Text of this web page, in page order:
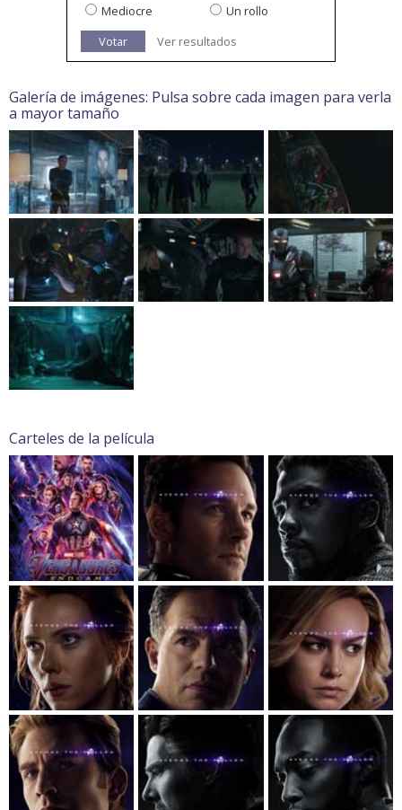
Mediocre
Un rollo
Votar
Ver resultados
Galería de imágenes: Pulsa sobre cada imagen para verla
a mayor tamaño
Carteles de la película